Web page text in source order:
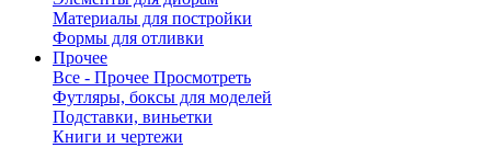
Материалы для постройки
Формы для отливки
Прочее
Все - Прочее Просмотреть
Футляры, боксы для моделей
Подставки, виньетки
Книги и чертежи